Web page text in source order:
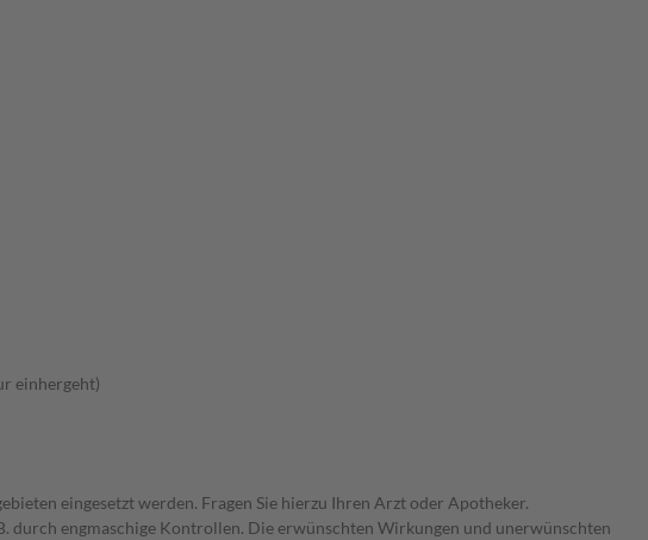
einhergeht)
eingesetzt werden. Fragen Sie hierzu Ihren Arzt oder Apotheker.
engmaschige Kontrollen. Die erwünschten Wirkungen und unerwünschten